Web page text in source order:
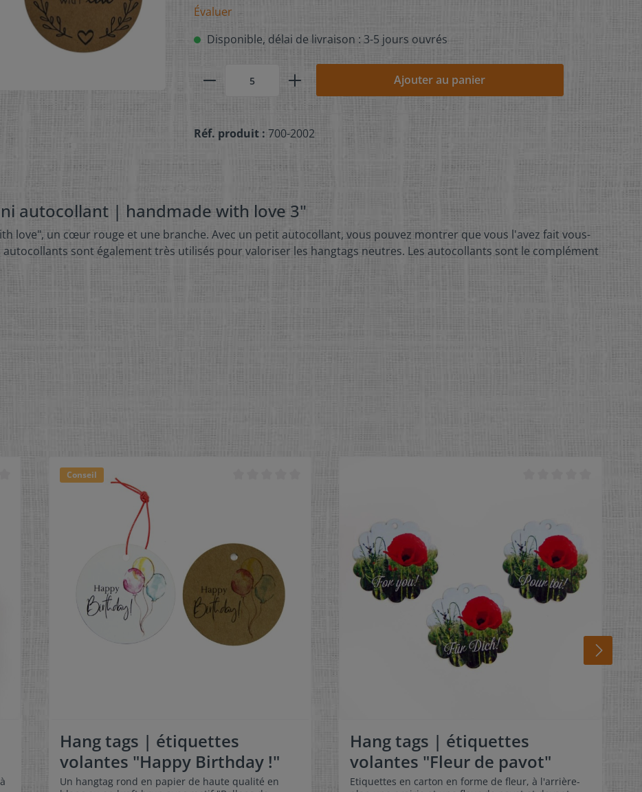
Évaluer
Disponible, délai de livraison : 3-5 jours ouvrés
Ajouter au panier
Réf. produit : 700-2002
autocollant | handmade with love 3"
love", un cœur rouge et une branche. Avec un petit autocollant, vous pouvez montrer que vous l'avez fait vous-
sont également très utilisés pour valoriser les hangtags neutres. Les autocollants sont le complément
Conseil
Hang tags | étiquettes
volantes "Happy Birthday !"
Un hangtag rond en papier de haute qualité en
Hang tags | étiquettes
volantes "Fleur de pavot"
Etiquettes en carton en forme de fleur, à l'arrière-